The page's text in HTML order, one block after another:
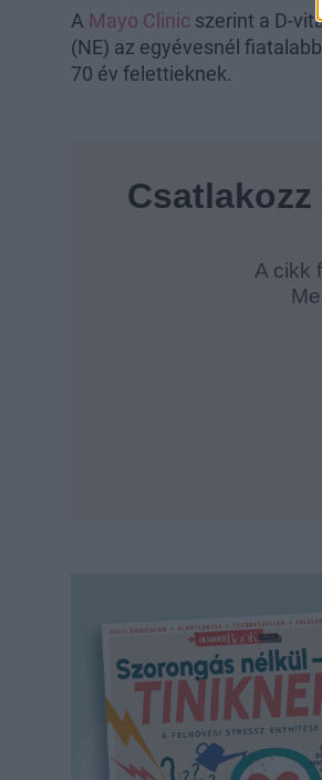
A Mayo Clinic szerint a D-
(NE) az egyévesnél
70 év felettieknek.